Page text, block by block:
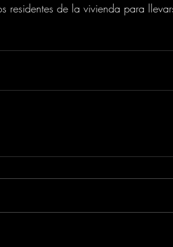
residentes de la vivienda para